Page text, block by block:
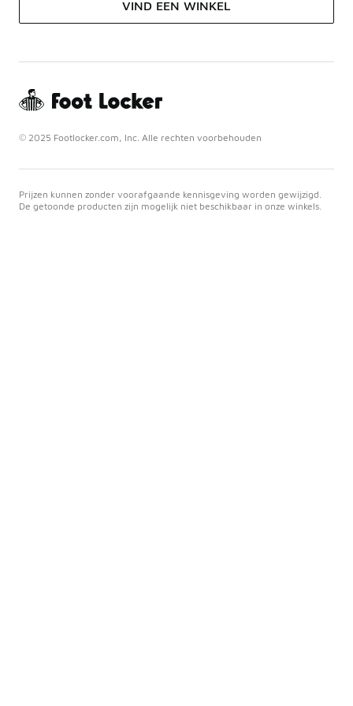
VIND EEN WINKEL
© 2025 Footlocker.com, Inc. Alle rechten voorbehouden
Prijzen kunnen zonder voorafgaande kennisgeving worden gewijzigd.
De getoonde producten zijn mogelijk niet beschikbaar in onze winkels.